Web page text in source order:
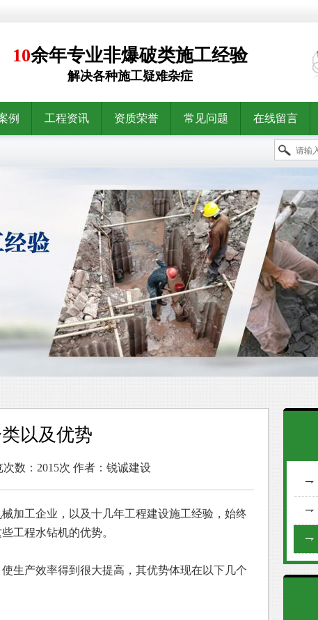
10余年专业非爆破类施工经验
解决各种施工疑难杂症
例 工程资讯 资质荣誉 常见问题 在线留言
以及优势
次数：2015次 作者：锐诚建设
加工企业，以及十几年工程建设施工经验，始终
工程水钻机的优势。
生产效率得到很大提高，其优势体现在以下几个